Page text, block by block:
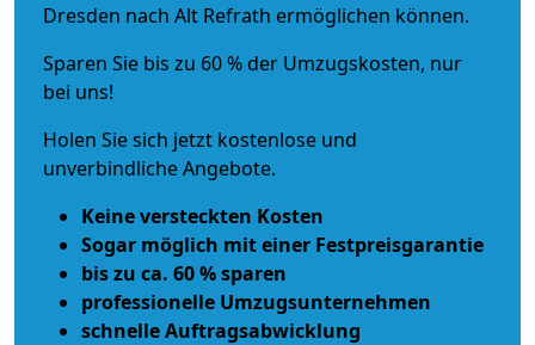
Dresden nach Alt Refrath ermöglichen können.
Sparen Sie bis zu 60 % der Umzugskosten, nur
bei uns!
Holen Sie sich jetzt kostenlose und
unverbindliche Angebote.
Keine versteckten Kosten
Sogar möglich mit einer Festpreisgarantie
bis zu ca. 60 % sparen
professionelle Umzugsunternehmen
schnelle Auftragsabwicklung